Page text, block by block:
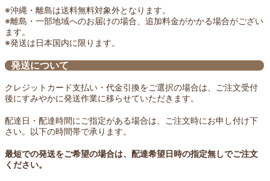
※沖縄・離島は送料無料対象外となります。
※離島・一部地域へのお届けの場合、追加料金がかかる場合がござい
ます。
※発送は日本国内に限ります。
発送について
クレジットカード支払い・代金引換をご選択の場合は、ご注文受付
後にすみやかに発送作業に移らせていただきます。
配達日・配達時間にご指定がある場合は、ご注文時にお申し付け下
さい。以下の時間帯で承ります。
最短での発送をご希望の場合は、配達希望日時の指定無しでご注文
ください。